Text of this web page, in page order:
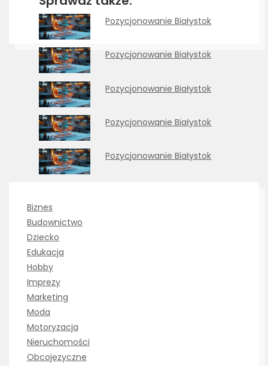
Pozycjonowanie Białystok
Pozycjonowanie Białystok
Pozycjonowanie Białystok
Pozycjonowanie Białystok
Pozycjonowanie Białystok
Biznes
Budownictwo
Dziecko
Edukacja
Hobby
Imprezy
Marketing
Moda
Motoryzacja
Nieruchomości
Obcojęzyczne